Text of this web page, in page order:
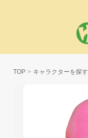
TOP キャラクターを探す